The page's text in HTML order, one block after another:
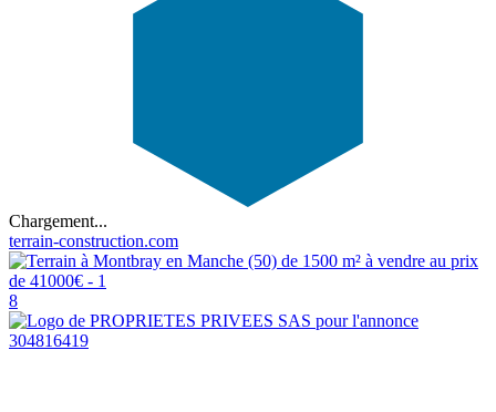
Chargement...
terrain-construction.com
8